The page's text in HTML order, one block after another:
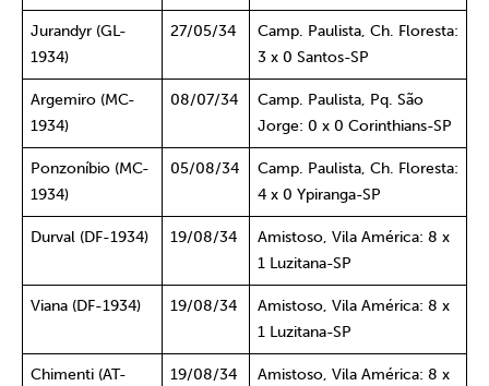
Jurandyr (GL-
1934)
27/05/34
Camp. Paulista, Ch. Floresta:
3 x 0 Santos-SP
Argemiro (MC-
1934)
08/07/34
Camp. Paulista, Pq. São
Jorge: 0 x 0 Corinthians-SP
Ponzoníbio (MC-
1934)
05/08/34
Camp. Paulista, Ch. Floresta:
4 x 0 Ypiranga-SP
Durval (DF-1934) 19/08/34
Amistoso, Vila América: 8 x
1 Luzitana-SP
Viana (DF-1934) 19/08/34
Amistoso, Vila América: 8 x
1 Luzitana-SP
Chimenti (AT-
19/08/34
Amistoso, Vila América: 8 x